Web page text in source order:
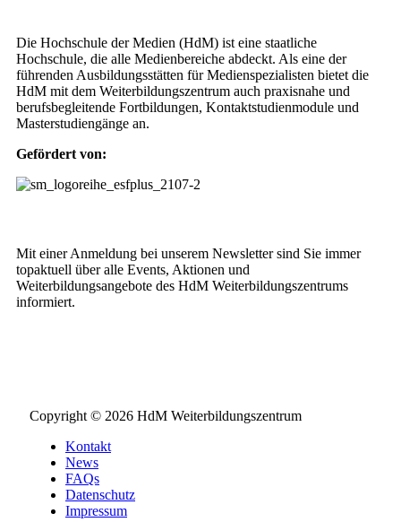
Die Hochschule der Medien (HdM) ist eine staatliche
Hochschule, die alle Medienbereiche abdeckt. Als eine der
führenden Ausbildungsstätten für Medienspezialisten bietet die
HdM mit dem Weiterbildungszentrum auch praxisnahe und
berufsbegleitende Fortbildungen, Kontaktstudienmodule und
Masterstudiengänge an.
Gefördert von:
Mit einer Anmeldung bei unserem Newsletter sind Sie immer
topaktuell über alle Events, Aktionen und
Weiterbildungsangebote des HdM Weiterbildungszentrums
informiert.
Copyright © 2026 HdM Weiterbildungszentrum
Kontakt
News
FAQs
Datenschutz
Impressum